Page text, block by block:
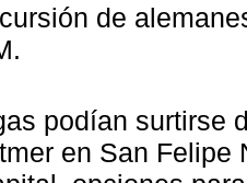
de
podían surtirse
en San Felipe